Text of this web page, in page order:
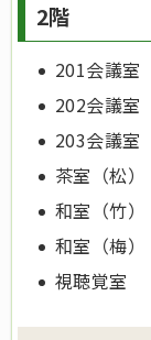
2階
201会議室
202会議室
203会議室
茶室（松）
和室（竹）
和室（梅）
視聴覚室